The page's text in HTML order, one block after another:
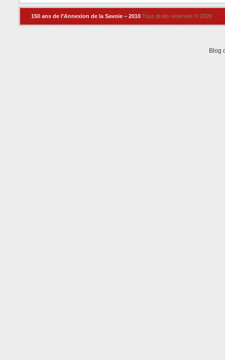
150 ans de l’Annexion de la Savoie – 2010 Tous droits reserves © 2026
Blog